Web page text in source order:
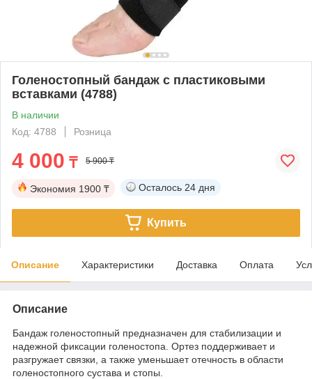
Голеностопный бандаж с пластиковыми
вставками (4788)
В наличии
Код: 4788
Розница
4 000 ₸ 5 900 ₸
Экономия 1900 ₸ Осталось 24 дня
Купить
Описание Характеристики Доставка Оплата
Описание
Бандаж голеностопный предназначен для стабилизации и
надежной фиксации голеностопа. Ортез поддерживает и
разгружает связки, а также уменьшает отечность в области
голеностопного сустава и стопы.